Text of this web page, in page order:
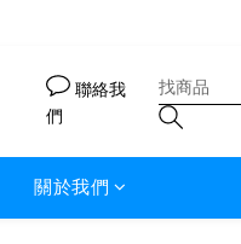
聯絡我
們
關於我們